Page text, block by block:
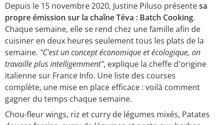
Depuis le 15 novembre 2020, Justine Piluso présentesa
propre émission sur la chaîne Téva : Batch Cooking.
Chaque semaine, elle se rend chez une famille afin de
cuisiner en deux heures seulement tous les plats de la
semaine. "C'est un concept économique et écologique, on
travaille plus intelligemment", explique la cheffe d'origine
italienne sur France Info. Une liste des courses
complète, une mise en place efficace : voilà comment
gagner du temps chaque semaine.
Chou-fleur wings, riz et curry de légumes mixés, Patates